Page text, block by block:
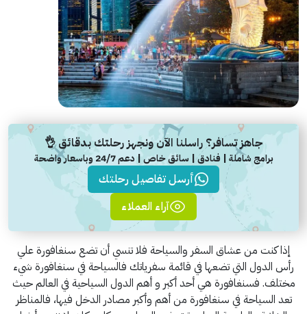
جاهز تسافر؟ راسلنا الآن ونجهز رحلتك بدقائق 👌
برامج شاملة | فنادق | سائق خاص | دعم 24/7 وباسعار واضحة
أرسل تفاصيل رحلتك
آراء العملاء
إذا كنت من عشاق السفر والسياحة فلا تنسي أن تضع سنغافورة علي
رأس الدول التي تضعها في قائمة سفرياتك فالسياحة في سنغافورة شيء
مختلف. فسنغافورة هي أحد أكبر و أهم الدول السياحية في العالم حيث
تعد السياحة في سنغافورة من أهم وأكبر مصادر الدخل فيها، فالمناظر